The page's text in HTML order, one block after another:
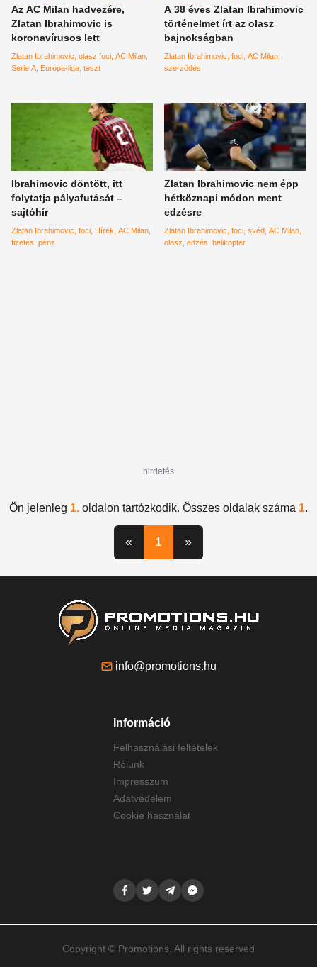
Az AC Milan hadvezére,
Zlatan Ibrahimovic is
koronavírusos lett
Zlatan Ibrahimovic olasz foci AC Milan
Serie A Európa-liga teszt
A 38 éves Zlatan Ibrahimovic
történelmet írt az olasz
bajnokságban
Zlatan Ibrahimovic foci AC Milan
szerződés
Ibrahimovic döntött, itt
folytatja pályafutását –
sajtóhír
Zlatan Ibrahimovic foci Hírek AC Milan
fizetés pénz
Zlatan Ibrahimovic nem épp
hétköznapi módon ment
edzésre
Zlatan Ibrahimovic foci svéd AC Milan
olasz edzés helikopter
hirdetés
Ön jelenleg 1. oldalon tartózkodik. Összes oldalak száma 1.
« 1 »
info@promotions.hu
Információ
Felhasználási feltételek
Rólunk
Impresszum
Adatvédelem
Cookie használat
Copyright © Promotions. All rights reserved